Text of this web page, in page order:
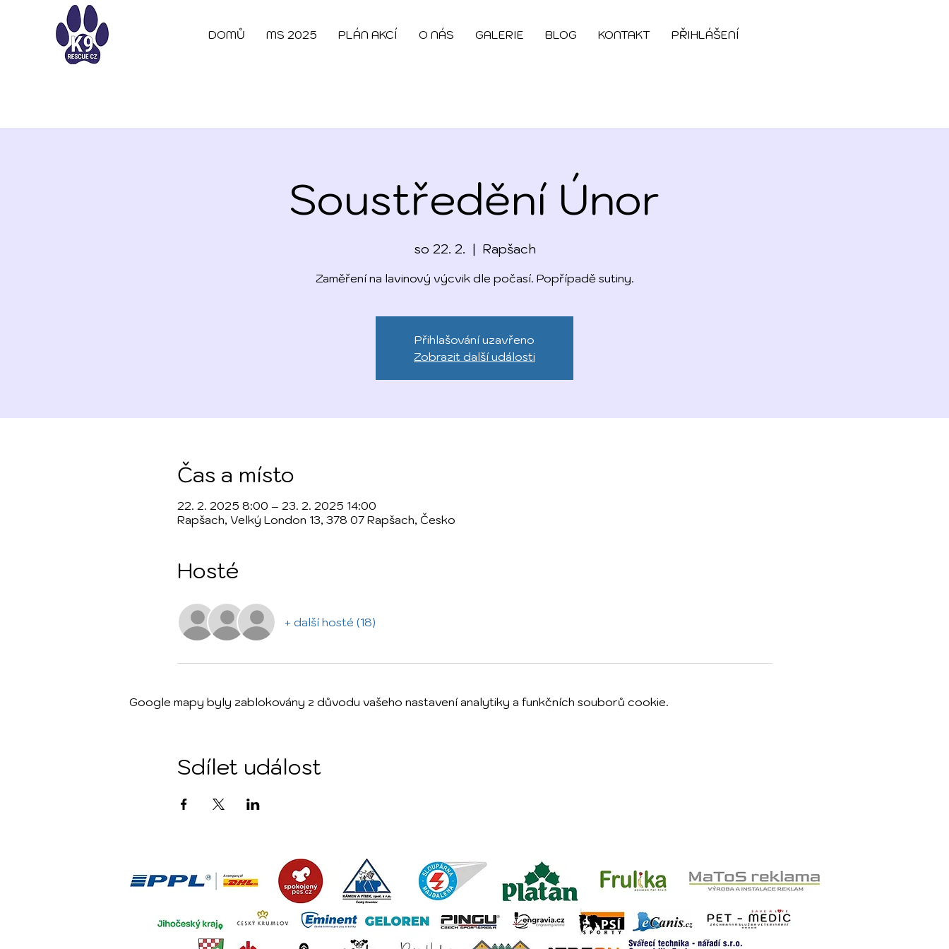
DOMŮ MS 2025 PLÁN AKCÍ O NÁS GALERIE BLOG KONTAKT PŘIHLÁŠENÍ
Soustředění Únor
so 22. 2.
  |
Rapšach
Zaměření na lavinový výcvik dle počasí. Popřípadě sutiny.
Přihlašování uzavřeno
Zobrazit další události
Čas a místo
22. 2. 2025 8:00 – 23. 2. 2025 14:00
Rapšach, Velký London 13, 378 07 Rapšach, Česko
Hosté
+ další hosté (18)
Google mapy byly zablokovány z důvodu vašeho nastavení analytiky a funkčních souborů cookie.
Sdílet událost